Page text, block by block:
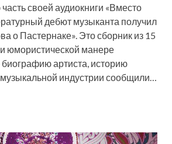
своей аудиокниги «Вместо
дебют музыканта получил
о Пастернаке». Это сборник из 15
юмористической манере
артиста, историю
музыкальной индустрии сообщили…